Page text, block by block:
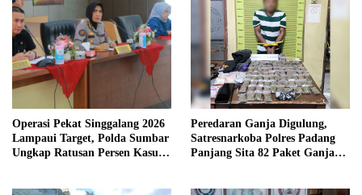
Operasi Pekat Singgalang 2026
Lampaui Target, Polda Sumbar
Ungkap Ratusan Persen Kasus
Peredaran Ganja Digulung,
Satresnarkoba Polres Padang
Panjang Sita 82 Paket Ganja